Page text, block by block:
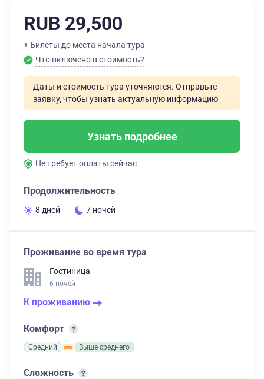
RUB 29,500
+ Билеты до места начала тура
Что включено в стоимость?
Даты и стоимость тура уточняются. Отправьте
заявку, чтобы узнать актуальную информацию
Узнать подробнее
Не требует оплаты сейчас
Продолжительность
8 дней 7 ночей
Проживание во время тура
Гостиница
6 ночей
К проживанию
Комфорт
Средний Выше среднего
Сложность